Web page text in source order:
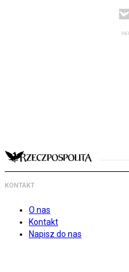
KONTAKT
O nas
Kontakt
Napisz do nas